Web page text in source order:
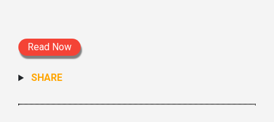
Read Now
SHARE